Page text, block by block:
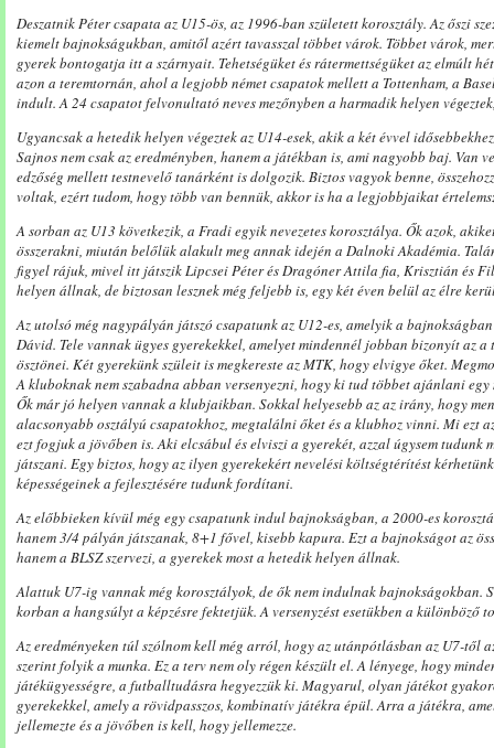
Deszatnik Péter csapata az U15-ös, az 1996-ban született korosztály. Az őszi
kiemelt bajnokságukban, amitől azért tavasszal többet várok. Többet várok,
gyerek bontogatja itt a szárnyait. Tehetségüket és rátermettségüket az elmúlt
azon a teremtornán, ahol a legjobb német csapatok mellett a Tottenham, a
indult. A 24 csapatot felvonultató neves mezőnyben a harmadik helyen
Ugyancsak a hetedik helyen végeztek az U14-esek, akik a két évvel
Sajnos nem csak az eredményben, hanem a játékban is, ami nagyobb baj. Van
edzőség mellett testnevelő tanárként is dolgozik. Biztos vagyok benne,
voltak, ezért tudom, hogy több van bennük, akkor is ha a legjobbjaikat
A sorban az U13 következik, a Fradi egyik nevezetes korosztálya. Ők azok,
összerakni, miután belőlük alakult meg annak idején a Dalnoki Akadémia.
figyel rájuk, mivel itt játszik Lipcsei Péter és Dragóner Attila fia, Krisztián és
helyen állnak, de biztosan lesznek még feljebb is, egy két éven belül az élre
Az utolsó még nagypályán játszó csapatunk az U12-es, amelyik a
Dávid. Tele vannak ügyes gyerekekkel, amelyet mindennél jobban bizonyít az
ösztönei. Két gyerekünk szüleit is megkereste az MTK, hogy elvigye őket.
A kluboknak nem szabadna abban versenyezni, hogy ki tud többet ajánlani
Ők már jó helyen vannak a klubjaikban. Sokkal helyesebb az az irány, hogy
alacsonyabb osztályú csapatokhoz, megtalálni őket és a klubhoz vinni. Mi ezt
ezt fogjuk a jövőben is. Aki elcsábul és elviszi a gyerekét, azzal úgysem tudunk
játszani. Egy biztos, hogy az ilyen gyerekekért nevelési költségtérítést
képességeinek a fejlesztésére tudunk fordítani.
Az előbbieken kívül még egy csapatunk indul bajnokságban, a 2000-es
hanem 3/4 pályán játszanak, 8+1 fővel, kisebb kapura. Ezt a bajnokságot az
hanem a BLSZ szervezi, a gyerekek most a hetedik helyen állnak.
Alattuk U7-ig vannak még korosztályok, de ők nem indulnak bajnokságokban.
korban a hangsúlyt a képzésre fektetjük. A versenyzést esetükben a különböző
Az eredményeken túl szólnom kell még arról, hogy az utánpótlásban az U7-től
szerint folyik a munka. Ez a terv nem oly régen készült el. A lényege, hogy
játékügyességre, a futballtudásra hegyezzük ki. Magyarul, olyan játékot
gyerekekkel, amely a rövidpasszos, kombinatív játékra épül. Arra a játékra,
jellemezte és a jövőben is kell, hogy jellemezze.